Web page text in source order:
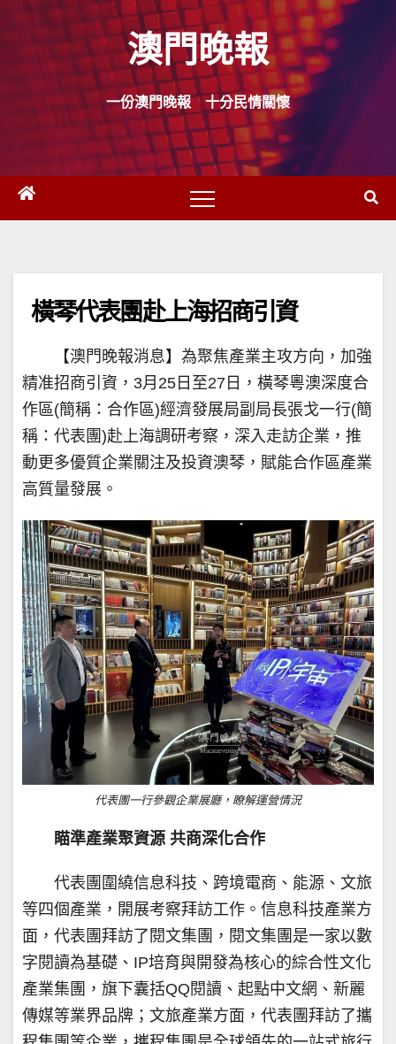
Skip
content
澳門晚報
一份澳門晚報 十分民情關懷
橫琴代表團赴上海招商引資
【澳門晚報消息】為聚焦產業主攻方向，加強
精准招商引資，3月25日至27日，橫琴粵澳深度合
作區(簡稱：合作區)經濟發展局副局長張戈一行(簡
稱：代表團)赴上海調研考察，深入走訪企業，推
動更多優質企業關注及投資澳琴，賦能合作區產業
高質量發展。
代表團一行參觀企業展廳，瞭解運營情況
瞄準產業聚資源 共商深化合作
代表團圍繞信息科技、跨境電商、能源、文旅
等四個產業，開展考察拜訪工作。信息科技產業方
面，代表團拜訪了閱文集團，閱文集團是一家以數
字閱讀為基礎、IP培育與開發為核心的綜合性文化
產業集團，旗下囊括QQ閱讀、起點中文網、新麗
傳媒等業界品牌；文旅產業方面，代表團拜訪了攜